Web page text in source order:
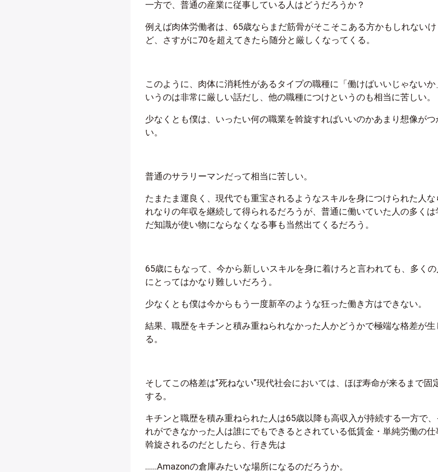
一方で、普通の産業に従事している人はどうだろうか？
例えば肉体労働者は、65歳ならまだ筋骨がそこそこある方かもしれないけ
ど、さすがに70を超えてきたら随分と厳しくなってくる。
このように、肉体に消耗性があるタイプの職種に「働けばいいじゃないか
いうのは非常に厳しい話だし、他の職種につけというのも相当に苦しい。
少なくとも僕は、いったい何の職業を斡旋すればいいのかあまり想像がつ
い。
普通のサラリーマンだって相当に苦しい。
たまたま運良く、現代でも重宝されるようなスキルを身につけられた人な
れなりの年収を継続して得られるだろうが、普通に働いていた人の多くは
だ知識が使い物にならなくなる事も当然出てくるだろう。
65歳にもなって、今から新しいスキルを身に着けろと言われても、多くの
にとってはかなり難しいだろう。
少なくとも僕は今からもう一度新卒のような狂った働き方はできない。
結果、職歴をキチンと積み重ねられなかった人かどうかで極端な格差が生
る。
そしてこの格差は”死ねない”現代社会においては、ほぼ寿命が来るまで固
する。
キチンと職歴を積み重ねられた人は65歳以降も高収入が持続する一方で、
れができなかった人は誰にでもできるとされている低賃金・単純労働の仕
斡旋されるのだとしたら、行き先は
……Amazonの倉庫みたいな場所になるのだろうか。